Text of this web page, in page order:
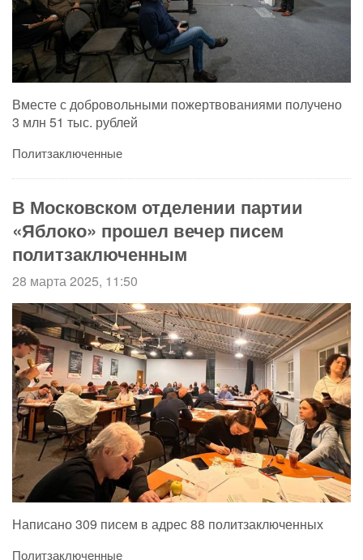
Вместе с добровольными пожертвованиями получено
3 млн 51 тыс. рублей
Политзаключенные
В Московском отделении партии
«Яблоко» прошел вечер писем
политзаключенным
28 марта 2025, 11:50
Написано 309 писем в адрес 88 политзаключенных
Политзаключенные